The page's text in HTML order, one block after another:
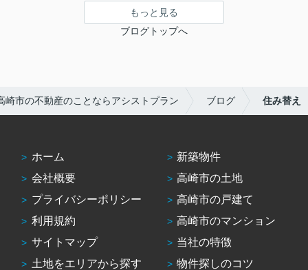
もっと見る
ブログトップへ
崎市の不動産のことならアシストプラン ブログ 住み替え
ホーム
会社概要
プライバシーポリシー
利用規約
サイトマップ
土地をエリアから探す
新築物件
高崎市の土地
高崎市の戸建て
高崎市のマンション
当社の特徴
物件探しのコツ